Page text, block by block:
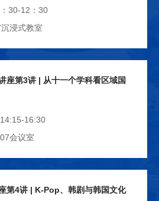
战，探讨应对策略，推动全球金
作。我们期待本次会议能够汇聚
值的研究成果，为可持续金融在
Review International》
Policy》《Emerging Markets
Review of
《Journal of Behavioral
30-12：30
浸式教室
座第3讲 | 从十一个学科看区域国
16:30
会议室
第4讲 | K-Pop、韩剧与韩国文化